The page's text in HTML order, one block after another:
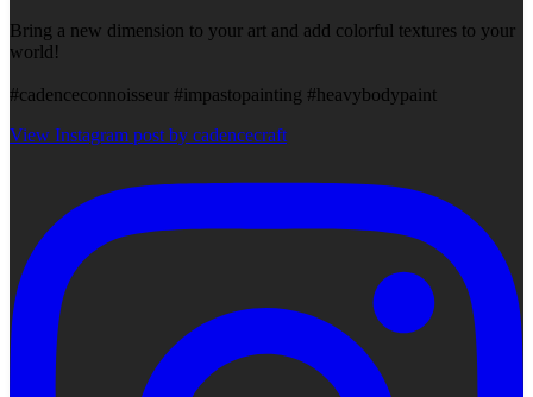
Bring a new dimension to your art and add colorful textures to your
world!
#cadenceconnoisseur #impastopainting #heavybodypaint
View Instagram post by cadencecraft